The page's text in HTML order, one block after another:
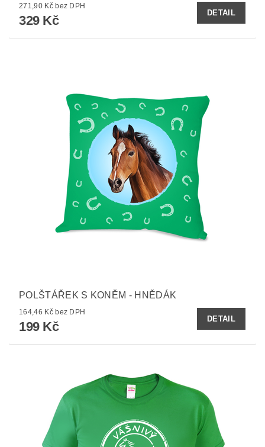
271,90 Kč bez DPH
329 Kč
DETAIL
POLŠTÁŘEK S KONĚM - HNĚDÁK
164,46 Kč bez DPH
199 Kč
DETAIL